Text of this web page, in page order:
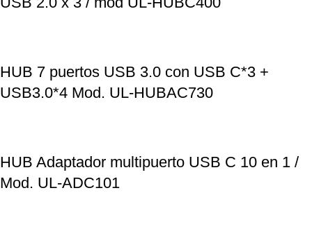
HUB 7 puertos USB 3.0 con USB C*3 +
USB3.0*4 Mod. UL-HUBAC730
HUB Adaptador multipuerto USB C 10 en 1 /
Mod. UL-ADC101